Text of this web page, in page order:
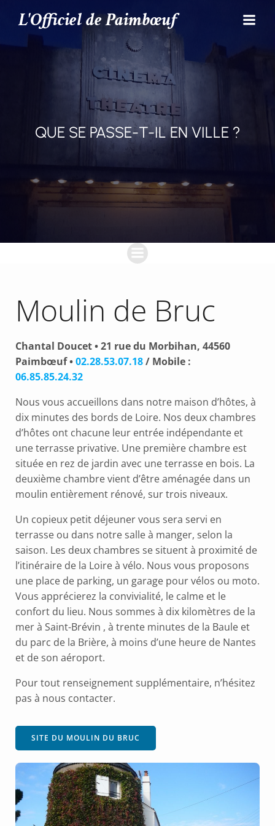
L'Officiel de Paimbœuf
QUE SE PASSE-T-IL EN VILLE ?
Moulin de Bruc
Chantal Doucet • 21 rue du Morbihan, 44560
Paimbœuf •02.28.53.07.18/ Mobile :
06.85.85.24.32
Nous vous accueillons dans notre maison d’hôtes, à
dix minutes des bords de Loire. Nos deux chambres
d’hôtes ont chacune leur entrée indépendante et
une terrasse privative. Une première chambre est
située en rez de jardin avec une terrasse en bois. La
deuxième chambre vient d’être aménagée dans un
moulin entièrement rénové, sur trois niveaux.
Un copieux petit déjeuner vous sera servi en
terrasse ou dans notre salle à manger, selon la
saison. Les deux chambres se situent à proximité de
l’itinéraire de la Loire à vélo. Nous vous proposons
une place de parking, un garage pour vélos ou moto.
Vous apprécierez la convivialité, le calme et le
confort du lieu. Nous sommes à dix kilomètres de la
mer à Saint-Brévin , à trente minutes de la Baule et
du parc de la Brière, à moins d’une heure de Nantes
et de son aéroport.
Pour tout renseignement supplémentaire, n’hésitez
pas à nous contacter.
SITE DU MOULIN DU BRUC